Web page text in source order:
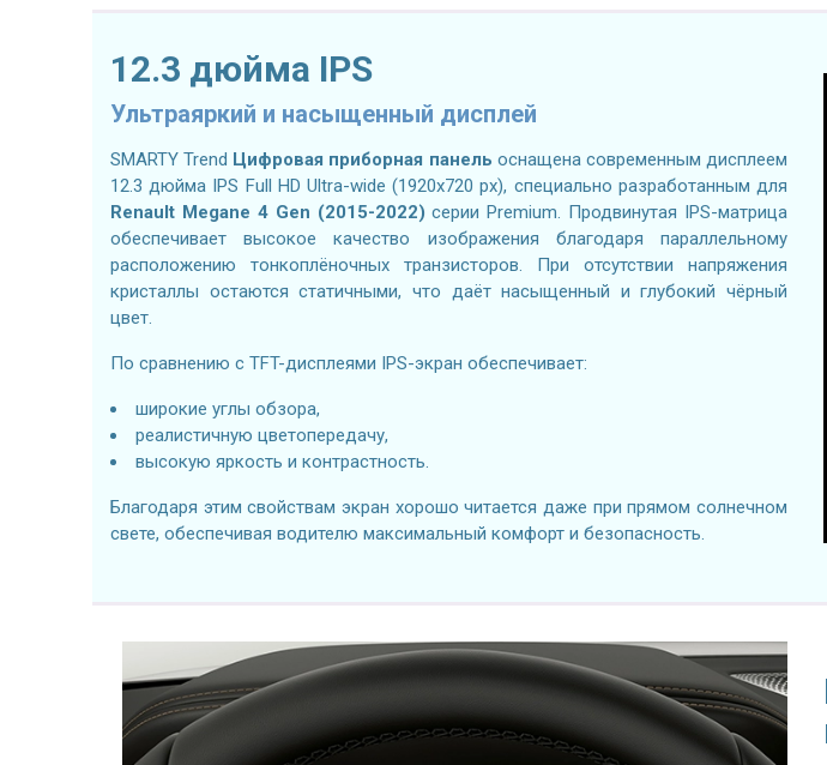
12.3 дюйма IPS
Ультраяркий и насыщенный дисплей
SMARTY Trend Цифровая приборная панель оснащена современным дисплеем
12.3 дюйма IPS Full HD Ultra-wide (1920x720 px), специально разработанным для
Renault Megane 4 Gen (2015-2022) серии Premium. Продвинутая IPS-матрица
обеспечивает высокое качество изображения благодаря параллельному
расположению тонкоплёночных транзисторов. При отсутствии напряжения
кристаллы остаются статичными, что даёт насыщенный и глубокий чёрный
цвет.
По сравнению с TFT-дисплеями IPS-экран обеспечивает:
широкие углы обзора,
реалистичную цветопередачу,
высокую яркость и контрастность.
Благодаря этим свойствам экран хорошо читается даже при прямом солнечном
свете, обеспечивая водителю максимальный комфорт и безопасность.